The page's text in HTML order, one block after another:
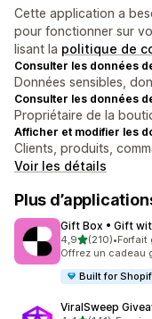
Cette application a
pour fonctionner sur
lisant la politique de
Consulter les données
Données sensibles,
Consulter les données
Propriétaire de la
Afficher et modifier les
Clients, produits,
Voir les détails
Plus
Gift Box • Gift
4,9étoile(s) sur 5
(210)
210 avis au total
•Forfait
Offrez un cadeau
Built for
ViralSweep